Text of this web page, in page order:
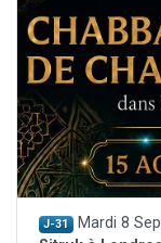
J-31 Mardi 8